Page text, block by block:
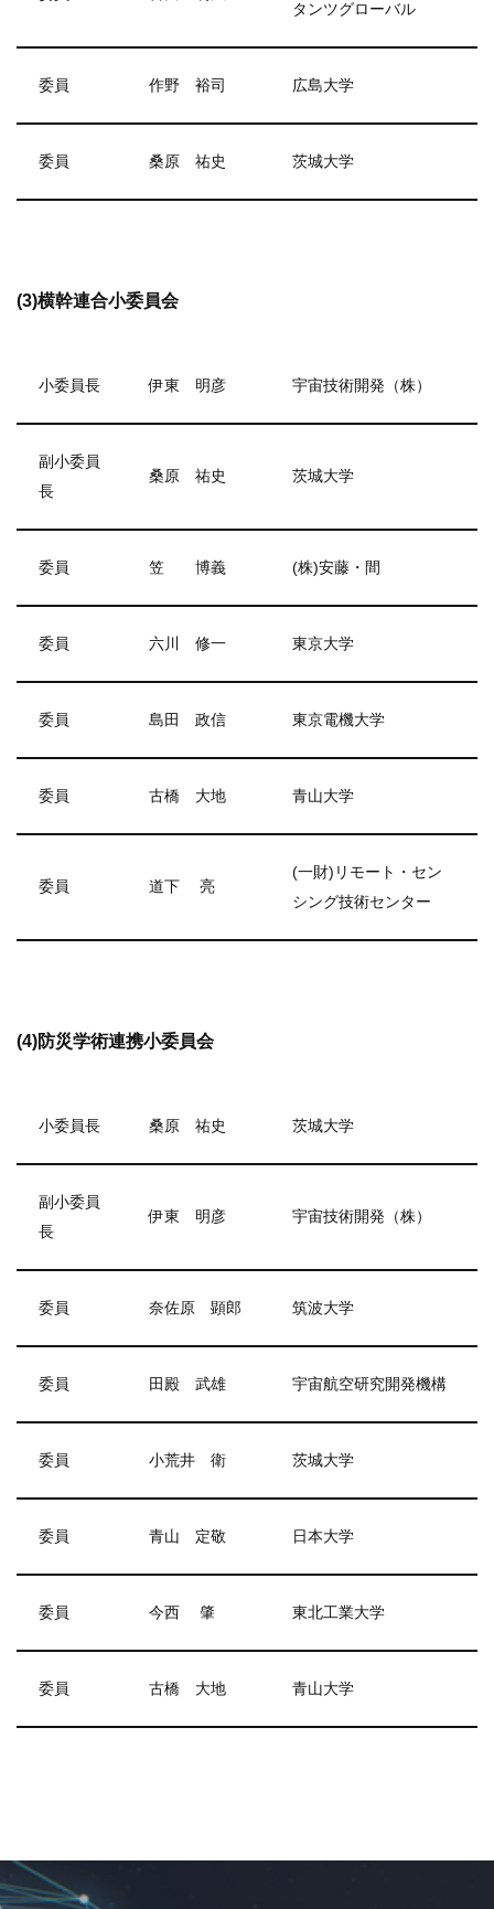
タンツグローバル
委員 作野 裕司 広島大学
委員 桑原 祐史 茨城大学
(3)横幹連合小委員会
小委員長 伊東 明彦 宇宙技術開発（株）
副小委員
長
桑原 祐史 茨城大学
委員 笠 博義 (株)安藤・間
委員 六川 修一 東京大学
委員 島田 政信 東京電機大学
委員 古橋 大地 青山大学
委員 道下 亮
(一財)リモート・セン
シング技術センター
(4)防災学術連携小委員会
小委員長 桑原 祐史 茨城大学
副小委員
長
伊東 明彦 宇宙技術開発（株）
委員 奈佐原 顕郎 筑波大学
委員 田殿 武雄 宇宙航空研究開発機構
委員 小荒井 衛 茨城大学
委員 青山 定敬 日本大学
委員 今西 肇 東北工業大学
委員 古橋 大地 青山大学